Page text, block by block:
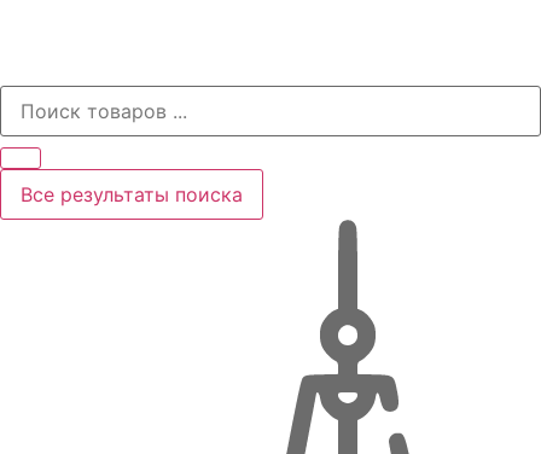
Все результаты поиска